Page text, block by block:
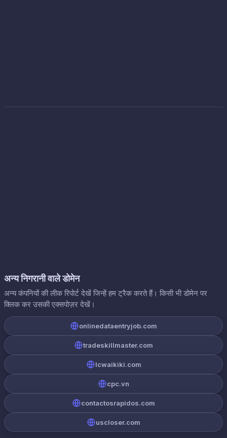
अन्य निगरानी वाले डोमेन
अन्य कंपनियों की लीक रिपोर्ट देखें जिन्हें हम ट्रैक करते हैं। किसी भी डोमेन पर
क्लिक कर उसकी एक्सपोज़र देखें।
onlinedataentryjob.com
tradeskillmaster.com
lcwaikiki.com
cpc.vn
contactosrapidos.com
uscloser.com